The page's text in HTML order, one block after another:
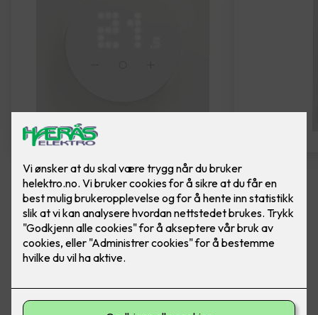
Bytte av termostat - ELKO One
Hvit
Bytte av termostat, til ELKO One Matter
termostat, i fargen hvit. Inkludert montering.